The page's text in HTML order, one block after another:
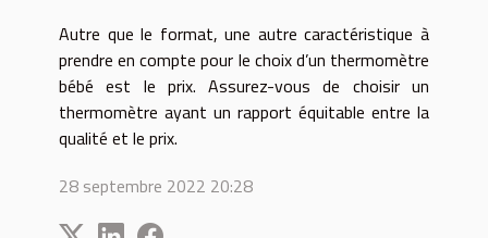
Autre que le format, une autre caractéristique à
prendre en compte pour le choix d’un thermomètre
bébé est le prix. Assurez-vous de choisir un
thermomètre ayant un rapport équitable entre la
qualité et le prix.
28 septembre 2022 20:28